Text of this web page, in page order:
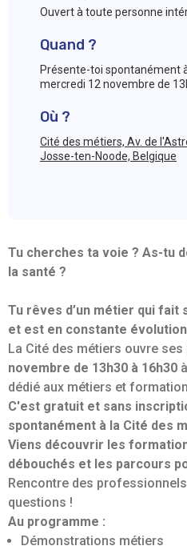
Tu cherches ta voie ? As-tu
la santé ?
Tu rêves d’un métier qui fait
et est en constante
La Cité des métiers ouvre
novembre de 13h30 à 16h30
dédié aux métiers et
C'est gratuit et sans
spontanément à la Cité des
Viens découvrir les
débouchés et les parcours
Rencontre des
questions !
Au programme :
Démonstrations métiers
Ouvert à toute personne
Quand ?
Présente-toi spontanément
mercredi 12 novembre de
Où ?
Cité des métiers, Av. de
Josse-ten-Noode, Belgique